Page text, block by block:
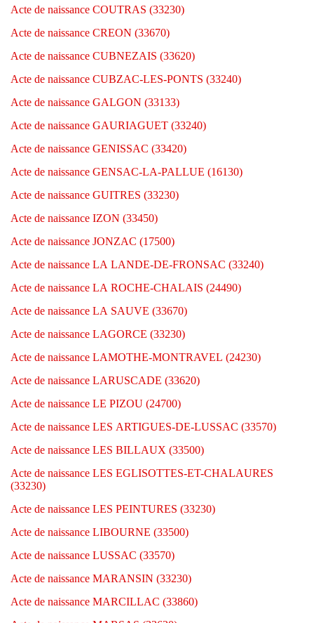
Acte de naissance COUTRAS (33230)
Acte de naissance CREON (33670)
Acte de naissance CUBNEZAIS (33620)
Acte de naissance CUBZAC-LES-PONTS (33240)
Acte de naissance GALGON (33133)
Acte de naissance GAURIAGUET (33240)
Acte de naissance GENISSAC (33420)
Acte de naissance GENSAC-LA-PALLUE (16130)
Acte de naissance GUITRES (33230)
Acte de naissance IZON (33450)
Acte de naissance JONZAC (17500)
Acte de naissance LA LANDE-DE-FRONSAC (33240)
Acte de naissance LA ROCHE-CHALAIS (24490)
Acte de naissance LA SAUVE (33670)
Acte de naissance LAGORCE (33230)
Acte de naissance LAMOTHE-MONTRAVEL (24230)
Acte de naissance LARUSCADE (33620)
Acte de naissance LE PIZOU (24700)
Acte de naissance LES ARTIGUES-DE-LUSSAC (33570)
Acte de naissance LES BILLAUX (33500)
Acte de naissance LES EGLISOTTES-ET-CHALAURES
(33230)
Acte de naissance LES PEINTURES (33230)
Acte de naissance LIBOURNE (33500)
Acte de naissance LUSSAC (33570)
Acte de naissance MARANSIN (33230)
Acte de naissance MARCILLAC (33860)